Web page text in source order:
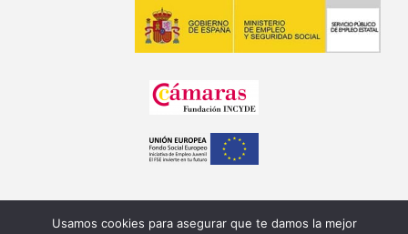
Usamos cookies para asegurar que te damos la mejor